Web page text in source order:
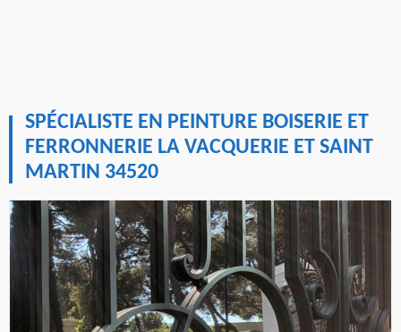
SPÉCIALISTE EN PEINTURE BOISERIE ET
FERRONNERIE LA VACQUERIE ET SAINT
MARTIN 34520